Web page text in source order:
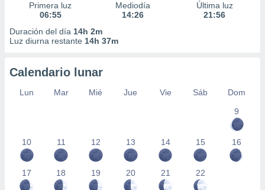
Primera luz
06:55
Mediodía
14:26
Última luz
21:56
Duración del día 14h 2m
Luz diurna restante 14h 37m
Calendario lunar
Lun Mar Mié Jue Vie Sáb
Dom
9
10 11 12 13 14 15 16
17 18 19 20 21 22